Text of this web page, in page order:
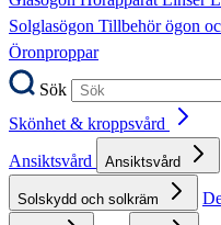
Solglasögon Tillbehör ögon
Öronproppar
Sök
Skönhet & kroppsvård
Ansiktsvård
Ansiktsvård
Solskydd och solkräm